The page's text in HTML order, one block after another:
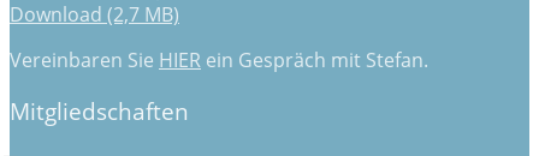
Download (2,7 MB)
Vereinbaren Sie HIER ein Gespräch mit Stefan.
Mitgliedschaften